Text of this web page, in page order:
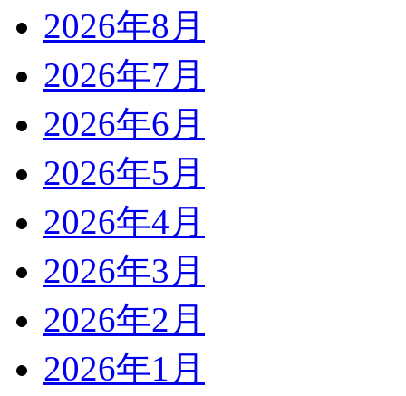
2026年8月
2026年7月
2026年6月
2026年5月
2026年4月
2026年3月
2026年2月
2026年1月